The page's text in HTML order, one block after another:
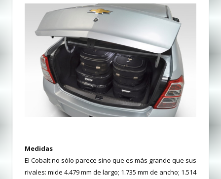
Medidas
El Cobalt no sólo parece sino que es más grande que sus
rivales: mide 4.479 mm de largo; 1.735 mm de ancho; 1.514